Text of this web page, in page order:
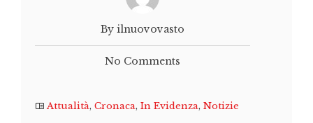
By ilnuovovasto
No Comments
Attualità, Cronaca, In Evidenza, Notizie